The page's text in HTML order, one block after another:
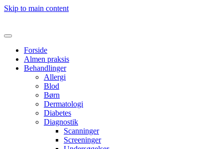
Skip to main content
Forside
Almen praksis
Behandlinger
Allergi
Blod
Børn
Dermatologi
Diabetes
Diagnostik
Scanninger
Screeninger